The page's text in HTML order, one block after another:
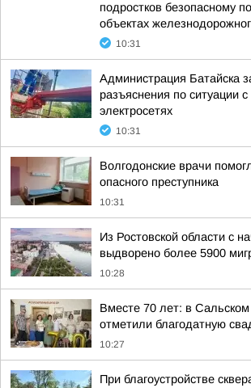
подростков безопасному
объектах
10:31
Администрация Батайска
разъяснения по ситуации
электросетях
10:31
Волгодонские врачи
опасного преступника
10:31
Из Ростовской области с
выдворено более 5900
10:28
Вместе 70 лет: в Сальском
отметили благодатную
10:27
При благоустройстве